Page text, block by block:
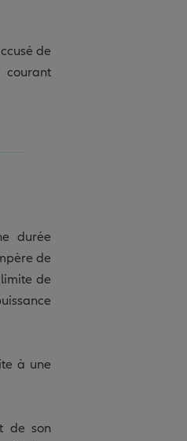
de
courant
durée
de
de
à une
de son